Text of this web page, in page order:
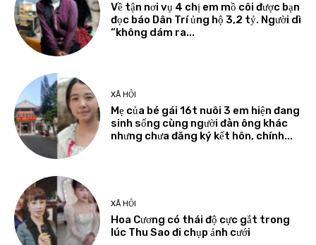
Về tận nơi vụ 4 chị em mồ côi được bạn
đọc báo Dân Trí ủng hộ 3,2 tỷ. Người dì
“không dám ra...
XÃ HỘI
Mẹ của bé gái 16t nuôi 3 em hiện đang
sinh sống cùng người đàn ông khác
nhưng chưa đăng ký kết hôn, chính...
XÃ HỘI
Hoa Cương có thái độ cực gắt trong
lúc Thu Sao đi chụp ảnh cưới